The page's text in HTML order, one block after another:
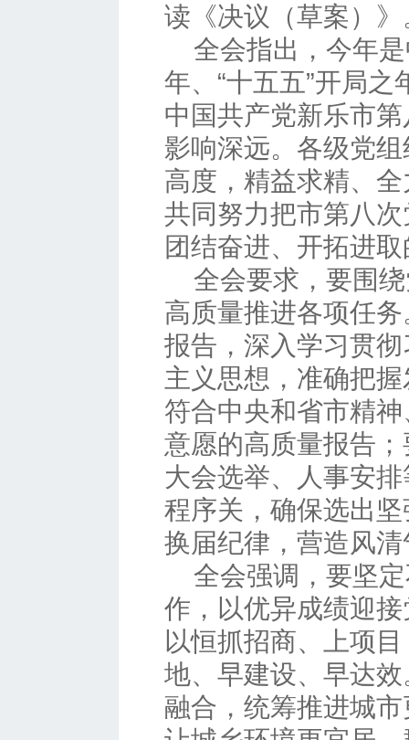
读《决议（草案）》
全会指出，今年
年、“十五五”开局
中国共产党新乐市
影响深远。各级党
高度，精益求精、
共同努力把市第八
团结奋进、开拓进
全会要求，要围
高质量推进各项任
报告，深入学习贯
主义思想，准确把
符合中央和省市精
意愿的高质量报告
大会选举、人事安
程序关，确保选出
换届纪律，营造风
全会强调，要坚
作，以优异成绩迎
以恒抓招商、上项
地、早建设、早达
融合，统筹推进城